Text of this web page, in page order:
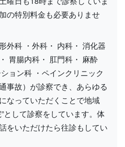
の特別料金も必要ありませ
外科 ・外科・ 内科・ 消化器
胃腸内科・ 肛門科・ 麻酔
ョン科 ・ペインクリニック
事故）が診察でき、あらゆる
なっていただくことで地域
として診察をしています。体
をいただけたら往診もしてい